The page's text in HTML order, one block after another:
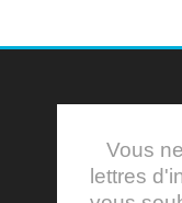
Vous
lettres